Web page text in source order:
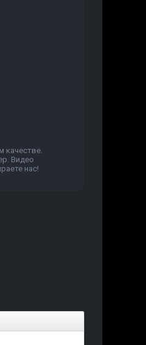
качестве.
Видео
нас!